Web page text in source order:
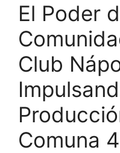
El Poder
Club
Comuna 4